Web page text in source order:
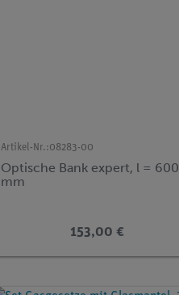
Artikel-Nr.:08283-00
Optische Bank expert, l = 600
mm
153,00 €